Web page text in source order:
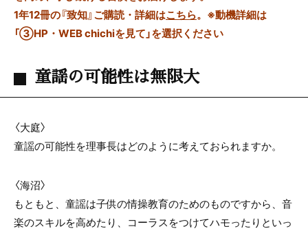
1年12冊の『致知』ご購読・詳細はこちら。 ※動機詳細は
「③HP・WEB chichiを見て」を選択ください
童謡の可能性は無限大
〈大庭〉
童謡の可能性を理事長はどのように考えておられますか。
〈海沼〉
もともと、童謡は子供の情操教育のためのものですから、音
楽のスキルを高めたり、コーラスをつけてハモったりといっ